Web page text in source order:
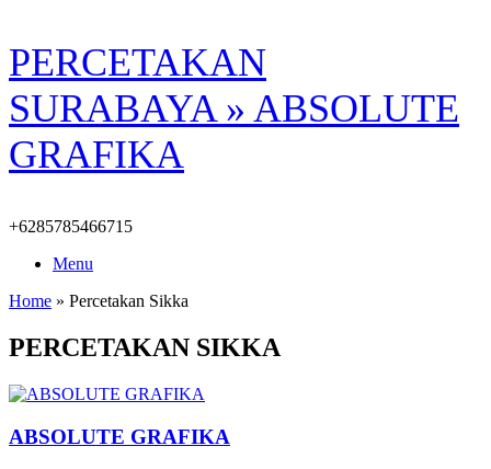
Skip
to
content
PERCETAKAN
SURABAYA » ABSOLUTE
GRAFIKA
+6285785466715
Menu
Home » Percetakan Sikka
PERCETAKAN SIKKA
ABSOLUTE GRAFIKA